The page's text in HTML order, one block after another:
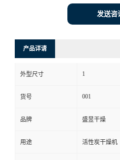
发送咨
产品详请
外型尺寸 1
货号 001
品牌 盛昱干燥
用途 活性炭干燥机